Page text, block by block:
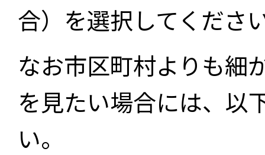
合）を選択してくださ
なお市区町村よりも細
を見たい場合には、以
い。